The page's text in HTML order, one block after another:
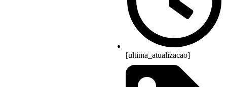
[ultima_atualizacao]